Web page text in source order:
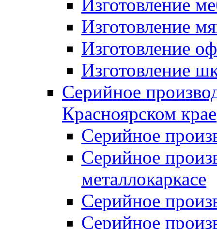
Изготовление
Изготовление
Изготовление
Изготовление
Серийное
Красноярском крае
Серийное
Серийное
металлокаркасе
Серийное
Серийное